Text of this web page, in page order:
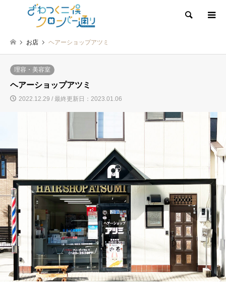
検索
お店 ヘアーショップアツミ
理容・美容室
ヘアーショップアツミ
2022.12.29 / 最終更新日：2023.01.06